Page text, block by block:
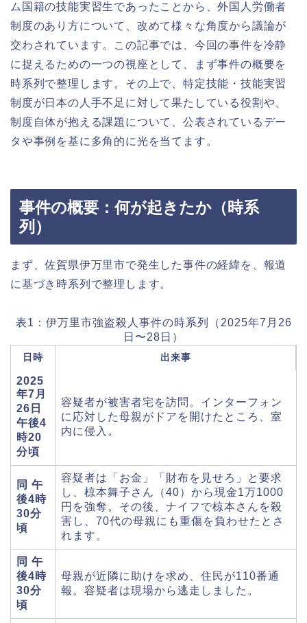
ム国籍の技能実習生であったことから、外国人労働者
制度のあり方について、改めて様々な角度から議論が
交わされています。この記事では、今回の事件を冷静
に捉えるための一つの視座として、まず事件の概要を
時系列で整理します。その上で、特定技能・技能実習
制度が日本の人手不足に対して果たしている役割や、
制度自体が抱える課題について、公表されているデー
タや事例を基に多角的に光を当てます。
事件の概要：何が起きたか（時系
列）
まず、佐賀県伊万里市で発生した事件の経緯を、報道
に基づき時系列で整理します。
表1：伊万里市強盗殺人事件の時系列（2025年7月26
日〜28日）
日時 出来事
2025
年7月
26日
午後4
時20
分頃
容疑者が被害者宅を訪問。インターフォン
に応対した母親がドアを開けたところ、室
内に侵入。
同 午
後4時
30分
頃
容疑者は「お金」「財布を見せろ」と要求
し、椋本舞子さん（40）から現金1万1000
円を強奪。その後、ナイフで椋本さんを殺
害し、70代の母親にも重傷を負わせたとさ
れます。
同 午
後4時
30分
頃
母親が近隣に助けを求め、住民が110番通
報。容疑者は現場から逃走しました。